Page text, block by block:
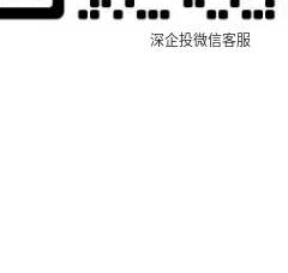
深企投微信客服